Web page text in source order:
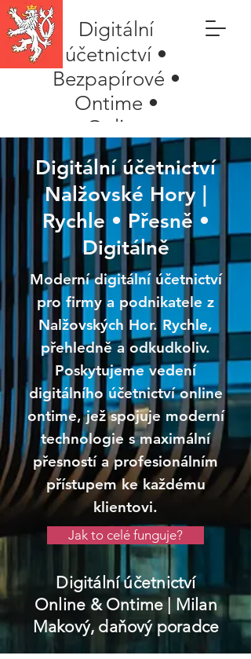
Digitální
účetnictví •
Bezpapírové •
Ontime •
Online
Digitální účetnictví
Nalžovské Hory |
Rychle • Přesně •
Digitálně
Moderní digitální účetnictví
pro firmy a podnikatele z
Nalžovských Hor. Rychle,
přehledně a odkudkoliv.
Poskytujeme vedení
digitálního účetnictví online
ontime, jež spojuje moderní
technologie s maximální
přesností a profesionálním
přístupem ke každému
klientovi.
Jak to celé funguje?
Digitální účetnictví
Online & Ontime| Milan
Makový, daňový poradce